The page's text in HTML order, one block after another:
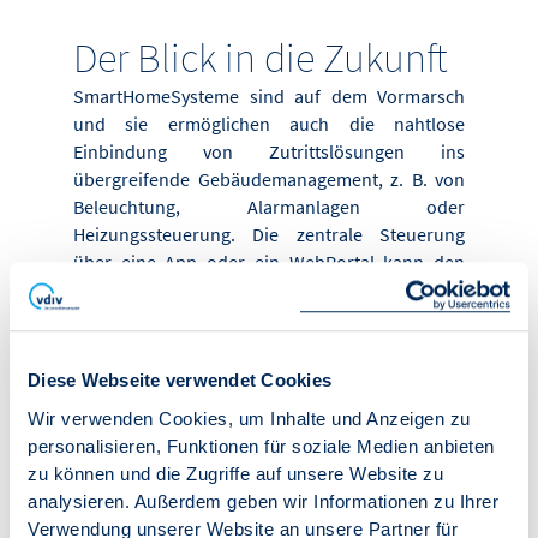
Diese Webseite verwendet Cookies
Wir verwenden Cookies, um Inhalte und Anzeigen zu
personalisieren, Funktionen für soziale Medien anbieten
zu können und die Zugriffe auf unsere Website zu
analysieren. Außerdem geben wir Informationen zu Ihrer
Verwendung unserer Website an unsere Partner für
Der Blick in die Zukunft
Smart­Home­Systeme sind auf dem Vormarsch
und sie ermöglichen auch die nahtlose
Einbindung von Zutrittslösungen ins
übergreifende Gebäudemanagement, z. B. von
Beleuchtung, Alarmanlagen oder
Heizungssteuerung. Die zentrale Steuerung
über eine App oder ein Web­Portal kann den
Bedienkomfort erhöhen, da verschiedene
Systeme gemeinsam verwaltet und
es, Zutrittsrechte zentral zu vergeben und
bei Abwesenheit eines Bewohners oder zu
festgelegten Zeiten bestimmte Bereiche
automatisch gesperrt oder freigegeben werden.
Diese Systeme umfassen zudem erweiterte